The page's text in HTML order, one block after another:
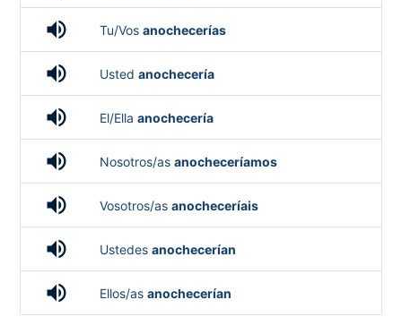
volume_up Tu/Vos anochecerías
volume_up Usted anochecería
volume_up El/Ella anochecería
volume_up Nosotros/as anocheceríamos
volume_up Vosotros/as anocheceríais
volume_up Ustedes anochecerían
volume_up Ellos/as anochecerían